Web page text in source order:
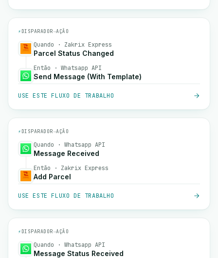
⚡ DISPARADOR→AÇÃO
Quando · Zakrix Express
Parcel Status Changed
Então · Whatsapp API
Send Message (With Template)
USE ESTE FLUXO DE TRABALHO
⚡ DISPARADOR→AÇÃO
Quando · Whatsapp API
Message Received
Então · Zakrix Express
Add Parcel
USE ESTE FLUXO DE TRABALHO
⚡ DISPARADOR→AÇÃO
Quando · Whatsapp API
Message Status Received